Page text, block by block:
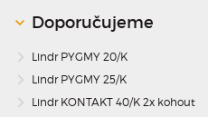
Doporučujeme
Lindr PYGMY 20/K
Lindr PYGMY 25/K
Lindr KONTAKT 40/K 2x kohout